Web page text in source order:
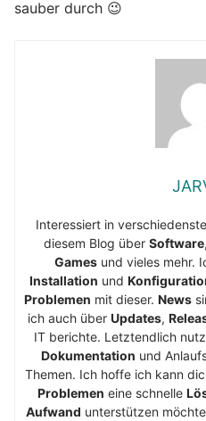
sauber durch 😉
Interessiert in
diesem Blog über Software,
Gamesund vieles mehr.
Installation und
Problemen mit dieser. News
ich auch über Updates,
IT berichte. Letztendlich
Dokumentation und
Themen. Ich hoffe ich kann
Problemen eine schnelle
Aufwand unterstützen